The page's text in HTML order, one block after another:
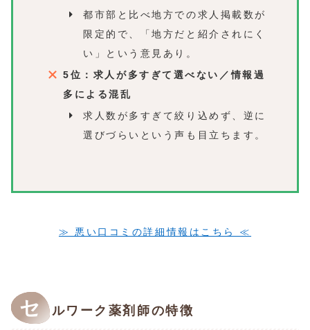
都市部と比べ地方での求人掲載数が
限定的で、「地方だと紹介されにく
い」という意見あり。
5位：求人が多すぎて選べない／情報過
多による混乱
求人数が多すぎて絞り込めず、逆に
選びづらいという声も目立ちます。
≫ 悪い口コミの詳細情報はこちら ≪
セ ルワーク薬剤師の特徴